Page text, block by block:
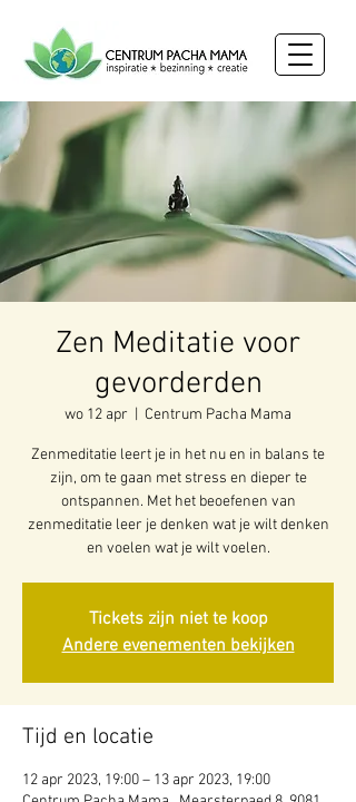
Zen Meditatie voor
gevorderden
wo 12 apr Centrum Pacha Mama
Zenmeditatie leert je in het nu en in balans te
zijn, om te gaan met stress en dieper te
ontspannen. Met het beoefenen van
zenmeditatie leer je denken wat je wilt denken
en voelen wat je wilt voelen.
Tickets zijn niet te koop
Andere evenementen bekijken
Tijd en locatie
12 apr 2023, 19:00 – 13 apr 2023, 19:00